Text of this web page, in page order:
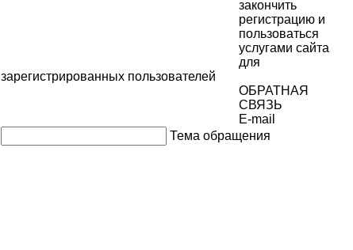
закончить
регистрацию и
пользоваться
услугами сайта
для
зарегистрированных пользователей
ОБРАТНАЯ
СВЯЗЬ
E-mail
Тема обращения